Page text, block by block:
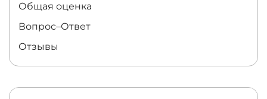
Общая оценка
Вопрос–Ответ
Отзывы